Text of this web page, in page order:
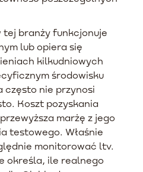
tej branży funkcjonuje
lub opiera się
kilkudniowych
środowisku
często nie przynosi
Koszt pozyskania
marżę z jego
testowego. Właśnie
monitorować ltv.
określa, ile realnego